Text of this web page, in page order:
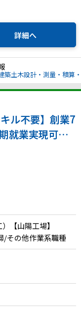
詳細へ
築土木設計・測量・積算
ル不要】創業7
就業実現可能
【山陽工場】
/その他作業系職種